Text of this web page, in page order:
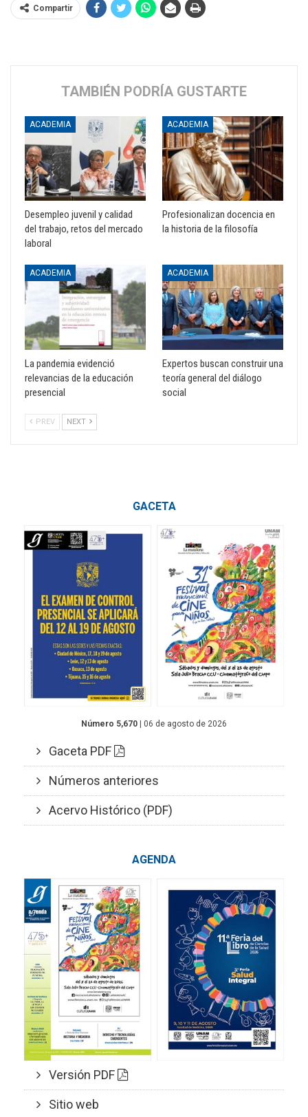
Compartir
TAMBIÉN PODRÍA GUSTARTE
ACADEMIA
Desempleo juvenil y calidad
del trabajo, retos del mercado
laboral
ACADEMIA
Profesionalizan docencia en
la historia de la filosofía
ACADEMIA
La pandemia evidenció
relevancias de la educación
presencial
ACADEMIA
Expertos buscan construir una
teoría general del diálogo
social
PREV NEXT
GACETA
Número 5,670 | 06 de agosto de 2026
Gaceta PDF
Números anteriores
Acervo Histórico (PDF)
AGENDA
Versión PDF
Sitio web